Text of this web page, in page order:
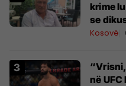
krime
se
Kosovë
në